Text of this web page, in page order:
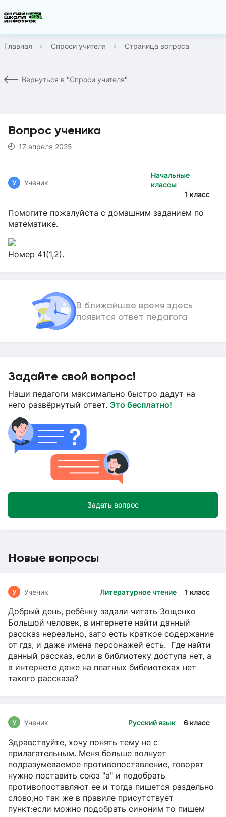
Главная Спроси учителя Страница вопроса
Вернуться в "Спроси учителя"
Вопрос ученика
17 апреля 2025
Начальные
классы
1 класс
У Ученик
Помогите пожалуйста с домашним заданием по
математике.
Номер 41(1,2).
В ближайшее время здесь
появится ответ педагога
Задайте свой вопрос!
Наши педагоги максимально быстро дадут на
него развёрнутый ответ. Это бесплатно!
Задать вопрос
Новые вопросы
Литературное чтение 1 класс
У Ученик
Добрый день, ребёнку задали читать Зощенко
Большой человек, в интернете найти данный
рассказ нереально, зато есть краткое содержание
от гдз, и даже имена персонажей есть. Где найти
данный рассказ, если в библиотеку доступа нет, а
в интернете даже на платных библиотеках нет
такого рассказа?
Русский язык 6 класс
У Ученик
Здравствуйте, хочу понять тему не с
прилагательным. Меня больше волнует
подразумеваемое противопоставление, говорят
нужно поставить союз "а" и подобрать
противопоставляют ее и тогда пишется раздельно
слово,но так же в правиле присутствует
пункт:если можно подобрать синоним то пишем